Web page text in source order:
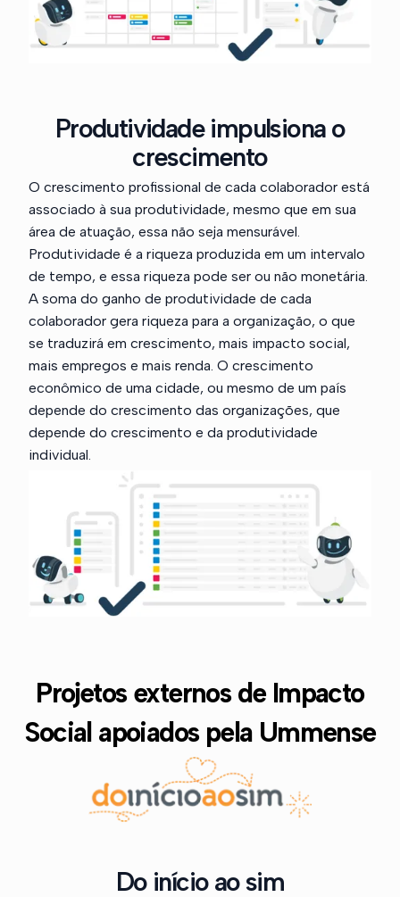
Produtividade impulsiona o
crescimento
O crescimento profissional de cada colaborador está
associado à sua produtividade, mesmo que em sua
área de atuação, essa não seja mensurável.
Produtividade é a riqueza produzida em um intervalo
de tempo, e essa riqueza pode ser ou não monetária.
A soma do ganho de produtividade de cada
colaborador gera riqueza para a organização, o que
se traduzirá em crescimento, mais impacto social,
mais empregos e mais renda. O crescimento
econômico de uma cidade, ou mesmo de um país
depende do crescimento das organizações, que
depende do crescimento e da produtividade
individual.
Projetos externos de Impacto
Social apoiados pela Ummense
Do início ao sim